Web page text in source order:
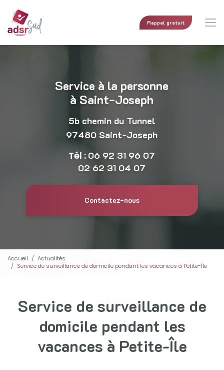
contenu
principal
Rappel gratuit
Service à la personne
à Saint-Joseph
5b chemin du Tunnel
97480 Saint-Joseph
Contactez-nous
Tél : 06 92 31 96 07
02 62 31 04 07
Accueil
Actualités
Service de surveillance de domicile pendant les vacances à Petite-Île
Service de surveillance de
domicile pendant les
vacances à Petite-Île